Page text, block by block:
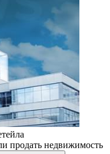
продать недвижимость